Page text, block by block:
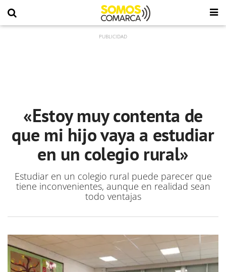
«Estoy muy contenta de
que mi hijo vaya a estudiar
en un colegio rural»
Estudiar en un colegio rural puede parecer que
tiene inconvenientes, aunque en realidad sean
todo ventajas